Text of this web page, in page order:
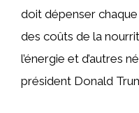
doit dépenser
des coûts de la
l’énergie et d’autres
président Donald